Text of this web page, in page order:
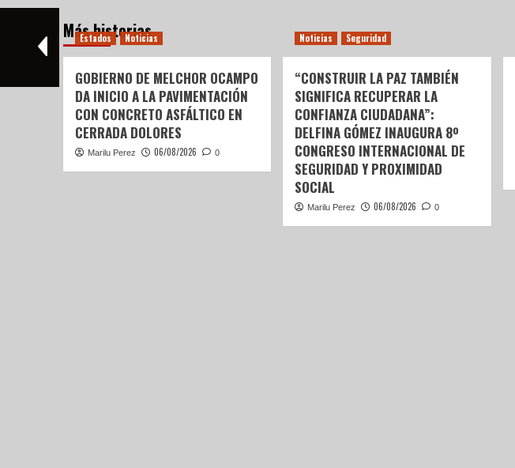
Más historias
Estados Noticias
GOBIERNO DE MELCHOR OCAMPO
DA INICIO A LA PAVIMENTACIÓN
CON CONCRETO ASFÁLTICO EN
CERRADA DOLORES
Marilu Perez 06/08/2026 0
Noticias Seguridad
“CONSTRUIR LA PAZ TAMBIÉN
SIGNIFICA RECUPERAR LA
CONFIANZA CIUDADANA”:
DELFINA GÓMEZ INAUGURA 8º
CONGRESO INTERNACIONAL DE
SEGURIDAD Y PROXIMIDAD
SOCIAL
Marilu Perez 06/08/2026 0